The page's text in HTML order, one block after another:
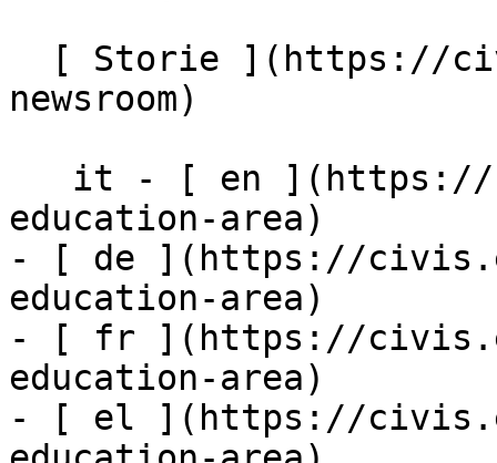
newsroom)
education-area)
- [ de ](https://
education-area)
- [ fr ](https://
education-area)
- [ el ](https://